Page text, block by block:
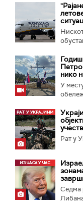
нико
У
Рат у
Седма